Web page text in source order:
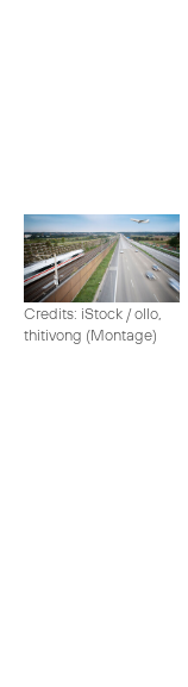
Credits: iStock / ollo,
thitivong (Montage)